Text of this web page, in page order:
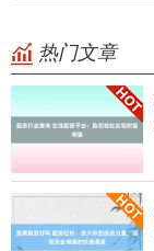
热门文章